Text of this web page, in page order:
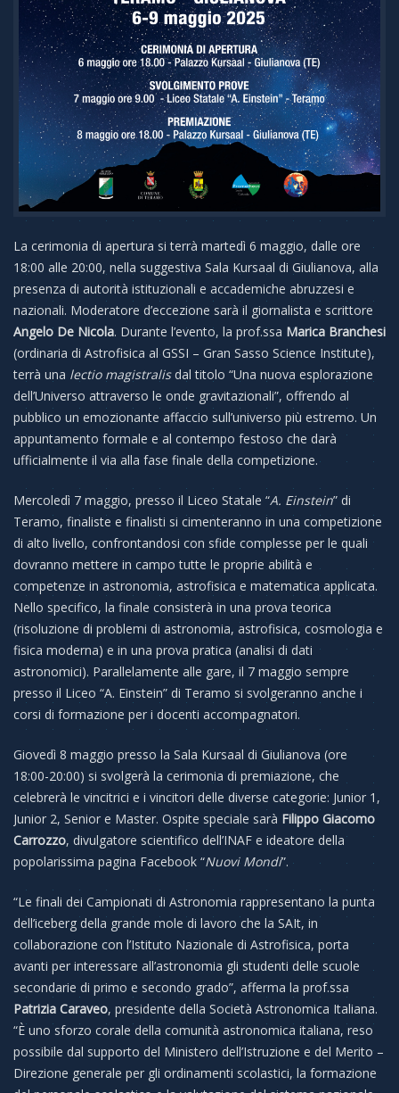
La cerimonia di apertura si terrà martedì 6 maggio, dalle ore
18:00 alle 20:00, nella suggestiva Sala Kursaal di Giulianova, alla
presenza di autorità istituzionali e accademiche abruzzesi e
nazionali. Moderatore d’eccezione sarà il giornalista e scrittore
Angelo De Nicola. Durante l’evento, la prof.ssa Marica Branchesi
(ordinaria di Astrofisica al GSSI – Gran Sasso Science Institute),
terrà una lectio magistralisdal titolo “Una nuova esplorazione
dell’Universo attraverso le onde gravitazionali”, offrendo al
pubblico un emozionante affaccio sull’universo più estremo. Un
appuntamento formale e al contempo festoso che darà
ufficialmente il via alla fase finale della competizione.
Mercoledì 7 maggio, presso il Liceo Statale “A. Einstein” di
Teramo, finaliste e finalisti si cimenteranno in una competizione
di alto livello, confrontandosi con sfide complesse per le quali
dovranno mettere in campo tutte le proprie abilità e
competenze in astronomia, astrofisica e matematica applicata.
Nello specifico, la finale consisterà in una prova teorica
(risoluzione di problemi di astronomia, astrofisica, cosmologia e
fisica moderna) e in una prova pratica (analisi di dati
astronomici). Parallelamente alle gare, il 7 maggio sempre
presso il Liceo “A. Einstein” di Teramo si svolgeranno anche i
corsi di formazione per i docenti accompagnatori.
Giovedì 8 maggio presso la Sala Kursaal di Giulianova (ore
18:00-20:00) si svolgerà la cerimonia di premiazione, che
celebrerà le vincitrici e i vincitori delle diverse categorie: Junior 1,
Junior 2, Senior e Master. Ospite speciale sarà Filippo Giacomo
Carrozzo, divulgatore scientifico dell’INAF e ideatore della
popolarissima pagina Facebook “Nuovi Mondi”.
“Le finali dei Campionati di Astronomia rappresentano la punta
dell’iceberg della grande mole di lavoro che la SAIt, in
collaborazione con l’Istituto Nazionale di Astrofisica, porta
avanti per interessare all’astronomia gli studenti delle scuole
secondarie di primo e secondo grado”, afferma la prof.ssa
Patrizia Caraveo, presidente della Società Astronomica Italiana.
“È uno sforzo corale della comunità astronomica italiana, reso
possibile dal supporto del Ministero dell’Istruzione e del Merito –
Direzione generale per gli ordinamenti scolastici, la formazione